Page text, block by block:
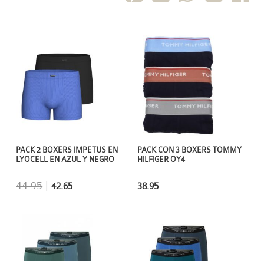
PACK CON 3 BOXERS TOMMY
HILFIGER OY4
38.95
PACK 2 BOXERS IMPETUS EN
LYOCELL EN AZUL Y NEGRO
44.95 |42.65